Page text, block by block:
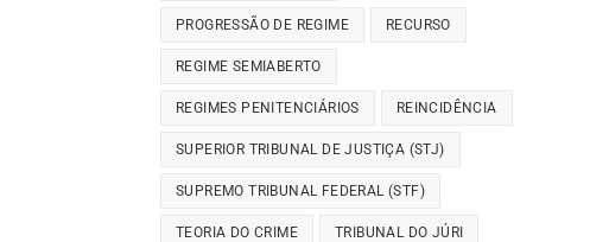
PROGRESSÃO DE REGIME RECURSO
REGIME SEMIABERTO
REGIMES PENITENCIÁRIOS REINCIDÊNCIA
SUPERIOR TRIBUNAL DE JUSTIÇA (STJ)
SUPREMO TRIBUNAL FEDERAL (STF)
TEORIA DO CRIME TRIBUNAL DO JÚRI